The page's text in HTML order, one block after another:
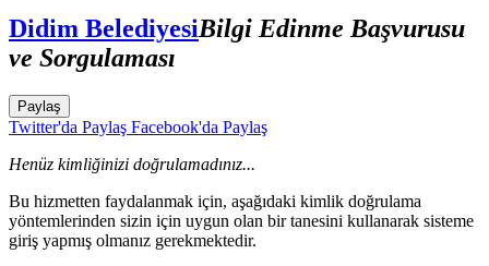
Didim BelediyesiBilgi Edinme Başvurusu
ve Sorgulaması
Paylaş
Twitter'da Paylaş Facebook'da Paylaş
Henüz kimliğinizi doğrulamadınız...
Bu hizmetten faydalanmak için, aşağıdaki kimlik doğrulama
yöntemlerinden sizin için uygun olan bir tanesini kullanarak sisteme
giriş yapmış olmanız gerekmektedir.